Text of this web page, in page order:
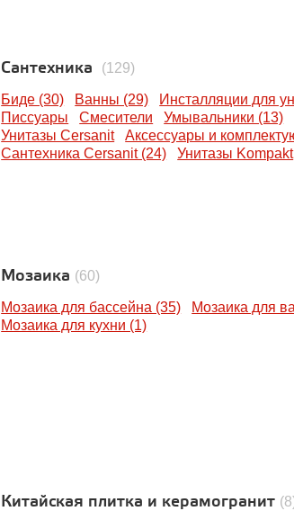
Сантехника (129)
Биде (30) Ванны (29)
Инсталляции для
Писсуары
Смесители Умывальники (13)
Унитазы Cersanit
Аксессуары и
Сантехника Cersanit (24)
Унитазы Kompakt
Мозаика (60)
Мозаика для бассейна (35)
Мозаика для
Мозаика для кухни (1)
Китайская плитка и керамогранит